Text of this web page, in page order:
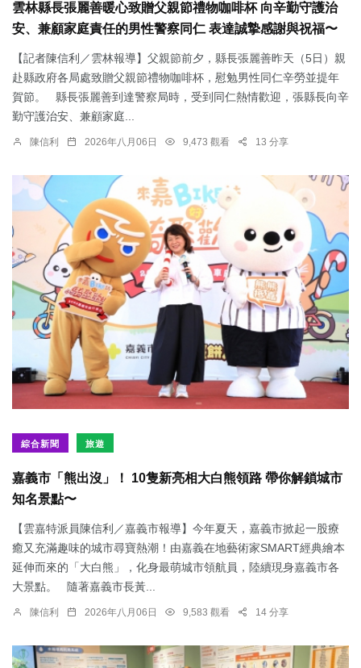
雲林縣長張麗善暖心致贈父親節禮物咖啡杯 向辛勤守護治
安、兼顧家庭責任的男性警察同仁 表達誠摯感謝與祝福〜
【記者陳信利／雲林報導】父親節前夕，縣長張麗善昨天（5日）親
赴縣政府各局處致贈父親節禮物咖啡杯，慰勉男性同仁辛勞並提年
賀節。 縣長張麗善到達警察局時，受到同仁熱情歡迎，張縣長向辛
勤守護治安、兼顧家庭...
陳信利 2026年八月06日 9,473 觀看 13 分享
綜合新聞 旅遊
嘉義市「熊出沒」！ 10隻新亮相大白熊領路 帶你解鎖城市
知名景點〜
【雲嘉特派員陳信利／嘉義市報導】今年夏天，嘉義市掀起一股療
癒又充滿趣味的城市尋寶熱潮！由嘉義在地藝術家SMART經典繪本
延伸而來的「大白熊」，化身最萌城市領航員，陸續現身嘉義市各
大景點。 隨著嘉義市長黃...
陳信利 2026年八月06日 9,583 觀看 14 分享